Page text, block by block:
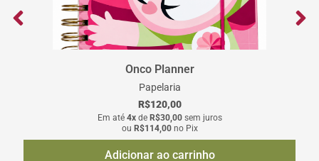
Onco Planner
Papelaria
R$120,00
Em até 4xde R$30,00sem juros
ou R$114,00no Pix
Adicionar ao carrinho